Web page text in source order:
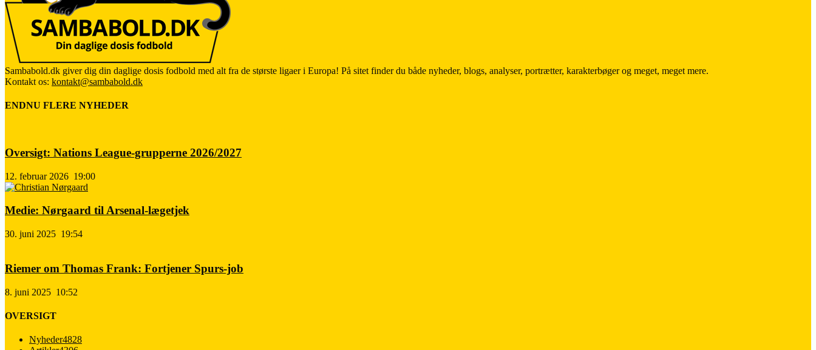
Sambabold.dk giver dig din daglige dosis fodbold med alt fra de største ligaer i Europa! På sitet finder du både nyheder, blogs, analyser, portrætter, karakterbøger og meget, meget mere.
Kontakt os: kontakt@sambabold.dk
ENDNU FLERE NYHEDER
Oversigt: Nations League-grupperne 2026/2027
12. februar 2026 19:00
Medie: Nørgaard til Arsenal-lægetjek
30. juni 2025 19:54
Riemer om Thomas Frank: Fortjener Spurs-job
8. juni 2025 10:52
OVERSIGT
Nyheder4828